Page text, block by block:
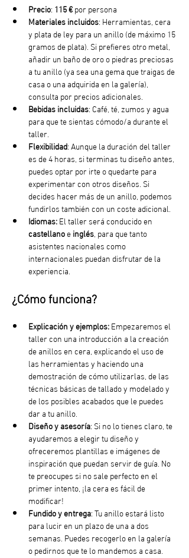
Precio: 115 € por persona
Materiales incluidos: Herramientas, cera
y plata de ley para un anillo (de máximo 15
gramos de plata). Si prefieres otro metal,
añadir un baño de oro o piedras preciosas
a tu anillo (ya sea una gema que traigas de
casa o una adquirida en la galería),
consulta por precios adicionales.
Bebidas incluidas: Café, té, zumos y agua
para que te sientas cómodo/a durante el
taller.
Flexibilidad: Aunque la duración del taller
es de 4 horas, si terminas tu diseño antes,
puedes optar por irte o quedarte para
experimentar con otros diseños. Si
decides hacer más de un anillo, podemos
fundirlos también con un coste adicional.
Idiomas: El taller será conducido en
castellano e inglés, para que tanto
asistentes nacionales como
internacionales puedan disfrutar de la
experiencia.
¿Cómo funciona?
Explicación y ejemplos: Empezaremos el
taller con una introducción a la creación
de anillos en cera, explicando el uso de
las herramientas y haciendo una
demostración de cómo utilizarlas, de las
técnicas básicas de tallado y modelado y
de los posibles acabados que le puedes
dar a tu anillo.
Diseño y asesoría: Si no lo tienes claro, te
ayudaremos a elegir tu diseño y
ofreceremos plantillas e imágenes de
inspiración que puedan servir de guía. No
te preocupes si no sale perfecto en el
primer intento, ¡la cera es fácil de
modificar!
Fundido y entrega: Tu anillo estará listo
para lucir en un plazo de una a dos
semanas. Puedes recogerlo en la galería
o pedirnos que te lo mandemos a casa.